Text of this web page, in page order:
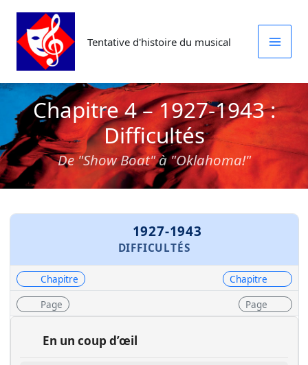
Aller
contenu
Tentative d'histoire du musical
Chapitre 4 – 1927-1943 :
Difficultés
De "Show Boat" à "Oklahoma!"
1927-1943
DIFFICULTÉS
Chapitre Chapitre
Page Page
En un coup d’œil